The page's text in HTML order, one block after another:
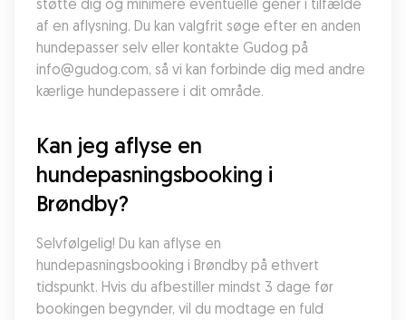
støtte dig og minimere eventuelle gener i tilfælde
af en aflysning. Du kan valgfrit søge efter en anden
hundepasser selv eller kontakte Gudog på
info@gudog.com, så vi kan forbinde dig med andre
kærlige hundepassere i dit område.
Kan jeg aflyse en
hundepasningsbooking i
Brøndby?
Selvfølgelig! Du kan aflyse en
hundepasningsbooking i Brøndby på ethvert
tidspunkt. Hvis du afbestiller mindst 3 dage før
bookingen begynder, vil du modtage en fuld